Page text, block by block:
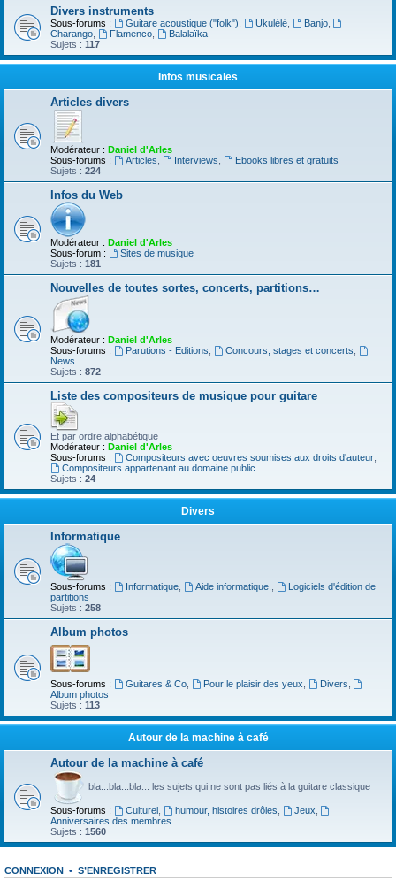
Divers instruments
Sous-forums : Guitare acoustique ("folk") Ukulélé, Banjo,
Charango
Flamenco,
Balalaïka
Sujets : 117
Infos musicales
Articles divers
Modérateur : Daniel d'Arles
Sous-forums :
Articles Interviews
Ebooks libres et gratuits
Sujets : 224
Infos du Web
Modérateur : Daniel d'Arles
Sous-forum :
Sites de musique
Sujets : 181
Nouvelles de toutes sortes, concerts, partitions…
Modérateur : Daniel d'Arles
Sous-forums :
Parutions - Editions Concours, stages et concerts
News
Sujets : 872
Liste des compositeurs de musique pour guitare
Et par ordre alphabétique
Modérateur : Daniel d'Arles
Sous-forums :
Compositeurs avec oeuvres soumises aux droits d'auteur,
Compositeurs appartenant au domaine public
Sujets : 24
Divers
Informatique
Sous-forums : Informatique, Aide informatique.
Logiciels d'édition de
partitions
Sujets : 258
Album photos
Sous-forums : Guitares & Co, Pour le plaisir des yeux Divers
Album photos
Sujets : 113
Autour de la machine à café
Autour de la machine à café
bla...bla...bla... les sujets qui ne sont pas liés à la guitare classique
Sous-forums : Culturel, humour, histoires drôles Jeux
Anniversaires des membres
Sujets : 1560
CONNEXION • S’ENREGISTRER